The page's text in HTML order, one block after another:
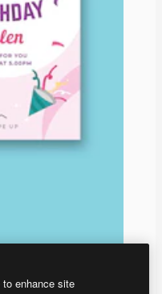
enhance site